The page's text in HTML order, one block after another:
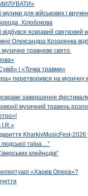
для військових і
Хілобокова
яскравий
Олександра Козаренка
травневе свято
і «Точка травми»
перетворився на музичну
яскраве завершення
музичний травень
I.R.»
KharkivMusicFest-2026
людської таїна…”
клейнодів”
«Харків Опера»?